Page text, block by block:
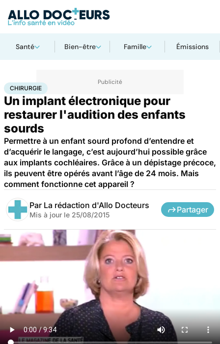
Santé Bien-être Famille Émissions
AccueilSanté Maladies
CHIRURGIE
Un implant électronique pour
restaurer l'audition des enfants
sourds
Permettre à un enfant sourd profond d’entendre et
d’acquérir le langage, c’est aujourd’hui possible grâce
aux implants cochléaires. Grâce à un dépistage précoce,
ils peuvent être opérés avant l’âge de 24 mois. Mais
comment fonctionne cet appareil ?
Par La rédaction d'Allo Docteurs
Mis à jour le 25/08/2015
Partager